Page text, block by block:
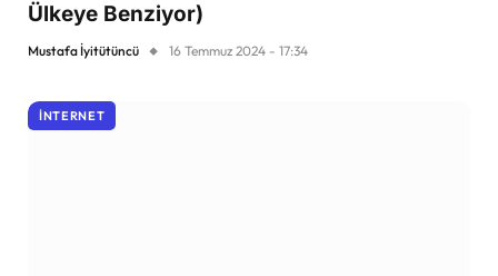
Ülkeye Benziyor)
Mustafa İyitütüncü 16 Temmuz 2024 - 17:34
İNTERNET